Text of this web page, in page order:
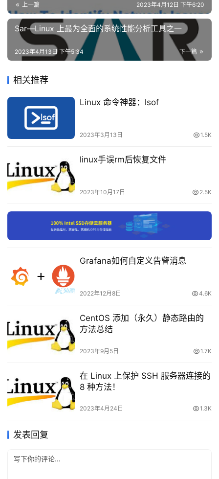
络
安
全
网
建
案
内
员
订
单
登录 注册
上一篇 2023年4月12日 下午6:20
Sar—Linux 上最为全面的系统性能分析工具之一
下一篇
2023年4月13日 下午5:34
相关推荐
Linux 命令神器：lsof
2023年3月13日 1.5K
linux手误rm后恢复文件
2023年10月17日 2.5K
Grafana如何自定义告警消息
2022年12月8日 4.6K
CentOS 添加（永久）静态路由的
方法总结
2023年9月5日 1.7K
在 Linux 上保护 SSH 服务器连接的
8 种方法！
2023年4月24日 1.3K
发表回复